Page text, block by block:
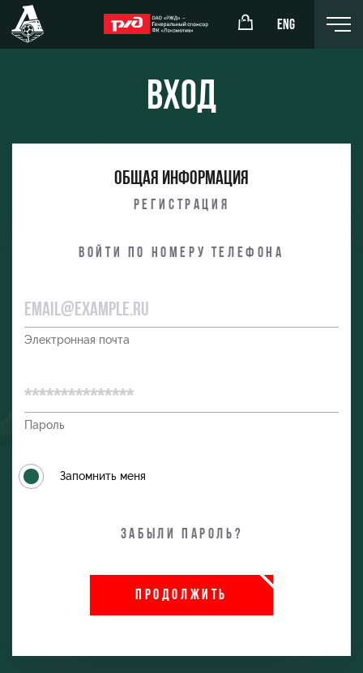
ENG
Организация мероприятий
Аренда площадей
Вход
Общая информация
Регистрация
Войти по номеру телефона
Электронная почта
Пароль
Запомнить меня
Забыли пароль?
ПРОДОЛЖИТЬ